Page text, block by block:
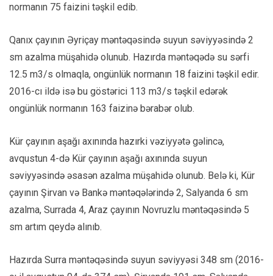
normanın 75 faizini təşkil edib.
Qanıx çayının Əyriçay məntəqəsində suyun səviyyəsində 2
sm azalma müşahidə olunub. Hazırda məntəqədə su sərfi
12.5 m3/s olmaqla, ongünlük normanın 18 faizini təşkil edir.
2016-cı ildə isə bu göstərici 113 m3/s təşkil edərək
ongünlük normanın 163 faizinə bərabər olub.
Kür çayının aşağı axınında hazırki vəziyyətə gəlincə,
avqustun 4-də Kür çayının aşağı axınında suyun
səviyyəsində əsasən azalma müşahidə olunub. Belə ki, Kür
çayının Şirvan və Bankə məntəqələrində 2, Salyanda 6 sm
azalma, Surrada 4, Araz çayının Novruzlu məntəqəsində 5
sm artım qeydə alınıb.
Hazırda Surra məntəqəsində suyun səviyyəsi 348 sm (2016-